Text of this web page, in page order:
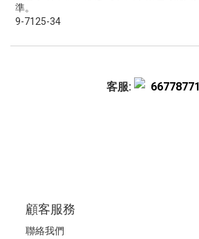
準。
9-7125-34
客服: 66778771
顧客服務
聯絡我們